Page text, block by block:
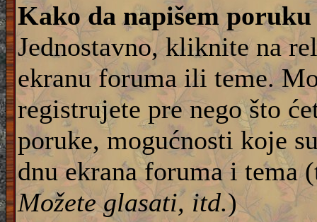
Kako da napišem
Jednostavno, kliknite na
ekranu foruma ili teme.
registrujete pre nego što
poruke, mogućnosti koje
dnu ekrana foruma i tema
Možete glasati, itd.)